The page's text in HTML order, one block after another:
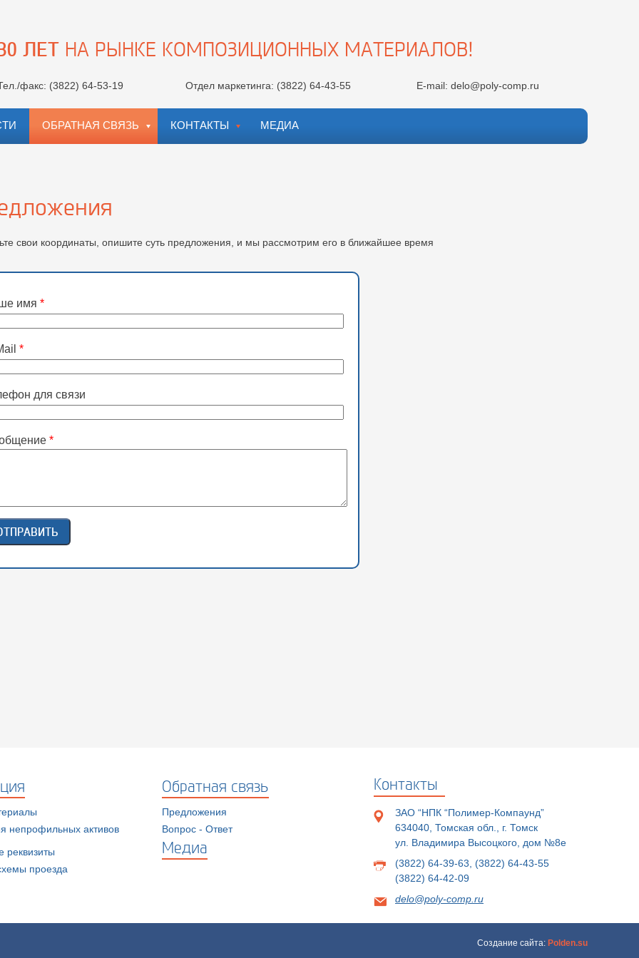
ЛЕТ НА РЫНКЕ КОМПОЗИЦИОННЫХ МАТЕРИАЛОВ!
факс: (3822) 64-53-19 Отдел маркетинга: (3822) 64-43-55 E-mail: delo@poly-comp.ru
ОБРАТНАЯ СВЯЗЬ КОНТАКТЫ МЕДИА
свои координаты, опишите суть предложения, и мы рассмотрим его в ближайшее время
имя *
*
для связи
*
непрофильных активов
Обратная связь
Предложения
Вопрос - Ответ
реквизиты
проезда
Медиа
Контакты
ЗАО “НПК “Полимер-Компаунд”
634040, Томская обл., г. Томск
ул. Владимира Высоцкого, дом №8е
(3822) 64-39-63 (3822) 64-43-55
(3822) 64-42-09
delo@poly-comp.ru
Создание сайта: Polden.su